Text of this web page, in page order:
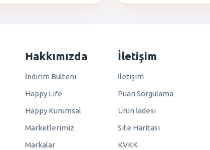
Hakkımızda
İndirim Bülteni
Happy Life
Happy Kurumsal
Marketlerimiz
Markalar
İletişim
İletişim
Puan Sorgulama
Ürün İadesi
Site Haritası
KVKK